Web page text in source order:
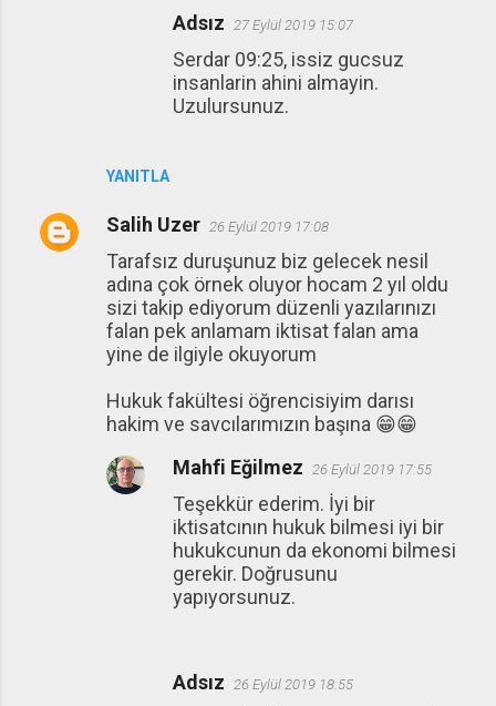
YANITLA
Adsız 27 Eylül 2019 15:07
Serdar 09:25, issiz gucsuz
insanlarin ahini almayin.
Uzulursunuz.
Salih Uzer 26 Eylül 2019 17:08
Tarafsız duruşunuz biz gelecek nesil
adına çok örnek oluyor hocam 2 yıl oldu
sizi takip ediyorum düzenli yazılarınızı
falan pek anlamam iktisat falan ama
yine de ilgiyle okuyorum
Hukuk fakültesi öğrencisiyim darısı
hakim ve savcılarımızın başına 😁😁
Mahfi Eğilmez 26 Eylül 2019 17:55
Teşekkür ederim. İyi bir
iktisatcının hukuk bilmesi iyi bir
hukukcunun da ekonomi bilmesi
gerekir. Doğrusunu
yapıyorsunuz.
Adsız 26 Eylül 2019 18:55